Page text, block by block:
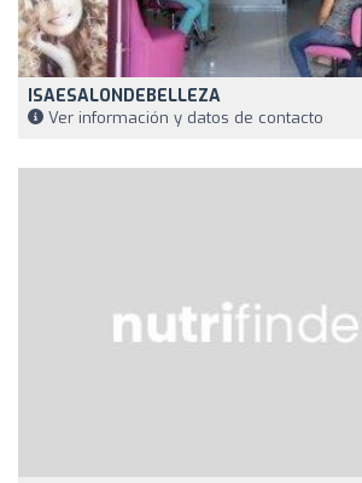
ISAESALONDEBELLEZA
Ver información y datos de contacto